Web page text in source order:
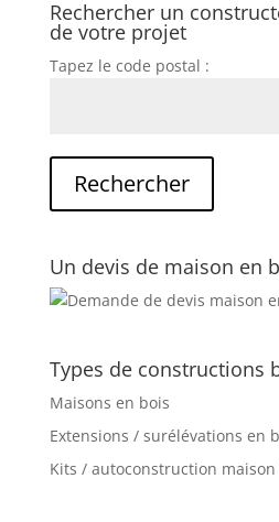
Rechercher un
de votre projet
Tapez le code postal :
Un devis de maison en
Types de constructions
Maisons en bois
Extensions / surélévations en
Kits / autoconstruction maison